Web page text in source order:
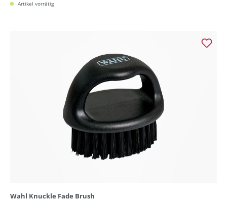
Artikel vorrätig
Wahl Knuckle Fade Brush